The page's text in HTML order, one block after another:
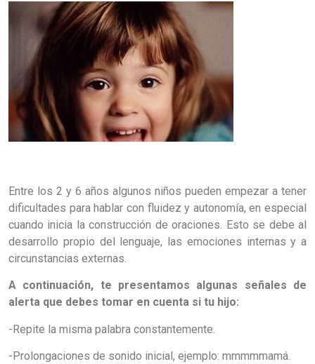
Entre los 2 y 6 años algunos niños pueden empezar a tener
dificultades para hablar con fluidez y autonomía, en especial
cuando inicia la construcción de oraciones. Esto se debe al
desarrollo propio del lenguaje, las emociones internas y a
circunstancias externas.
A continuación, te presentamos algunas señales de
alerta que debes tomar en cuenta si tu hijo:
-Repite la misma palabra constantemente.
-Prolongaciones de sonido inicial, ejemplo: mmmmmamá.